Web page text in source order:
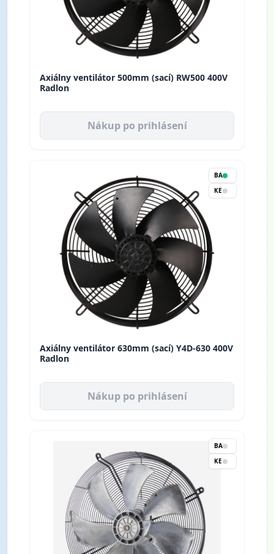
Axiálny ventilátor 500mm (sací) RW500 400V
Radlon
Nákup po prihlásení
BA
KE
Axiálny ventilátor 630mm (sací) Y4D-630 400V
Radlon
Nákup po prihlásení
BA
KE